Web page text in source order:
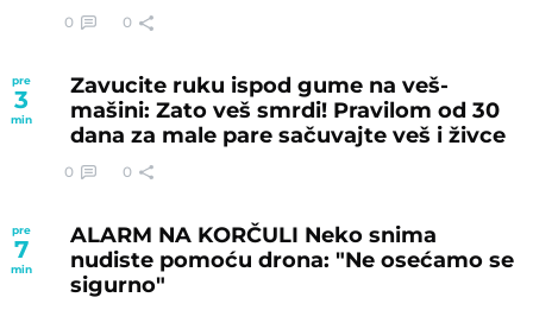
0 0
pre
3
min
Zavucite ruku ispod gume na veš-
mašini: Zato veš smrdi! Pravilom od 30
dana za male pare sačuvajte veš i živce
0 0
pre
7
min
ALARM NA KORČULI Neko snima
nudiste pomoću drona: "Ne osećamo se
sigurno"